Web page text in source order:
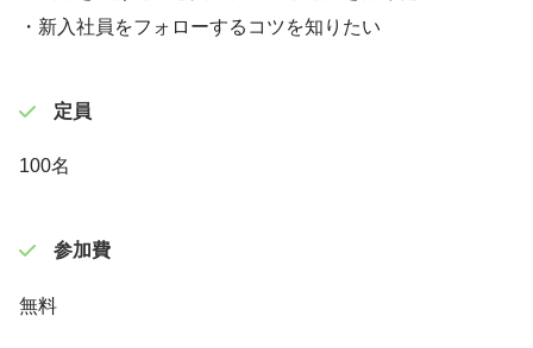
・新入社員をフォローするコツを知りたい
定員
100名
参加費
無料